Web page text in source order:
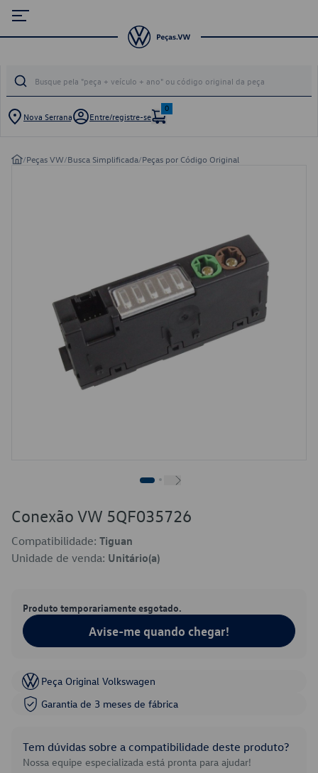
Nova Serrana Entre/registre-se
0
/Peças VW/Busca Simplificada/Peças por Código Original
Conexão VW 5QF035726
Compatibilidade: Tiguan
Unidade de venda: Unitário(a)
Produto temporariamente esgotado.
Avise-me quando chegar!
Peça Original Volkswagen
Garantia de 3 meses de fábrica
Tem dúvidas sobre a compatibilidade deste produto?
Nossa equipe especializada está pronta para ajudar!